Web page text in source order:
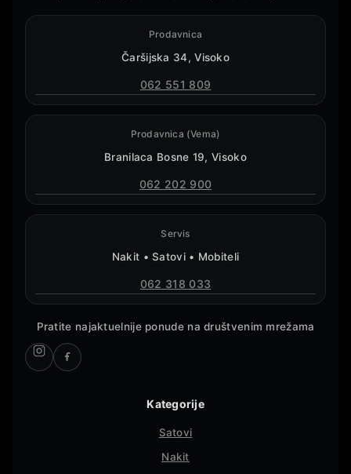
Prodavnica
Čaršijska 34, Visoko
062 551 809
Prodavnica (Vema)
Branilaca Bosne 19, Visoko
062 202 900
Servis
Nakit • Satovi • Mobiteli
062 318 033
Pratite najaktuelnije ponude na društvenim mrežama
Kategorije
Satovi
Nakit